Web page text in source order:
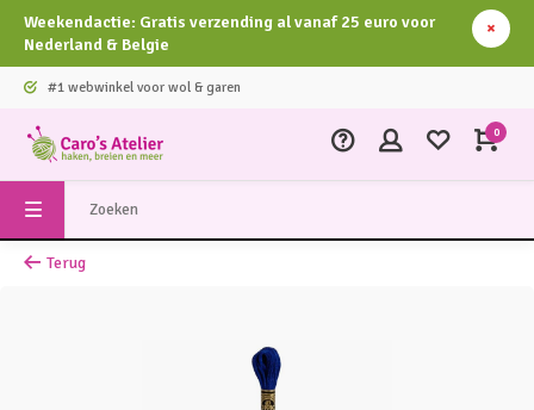
Weekendactie: Gratis verzending al vanaf 25 euro voor
Nederland & Belgie
#1 webwinkel voor wol & garen
0
Terug